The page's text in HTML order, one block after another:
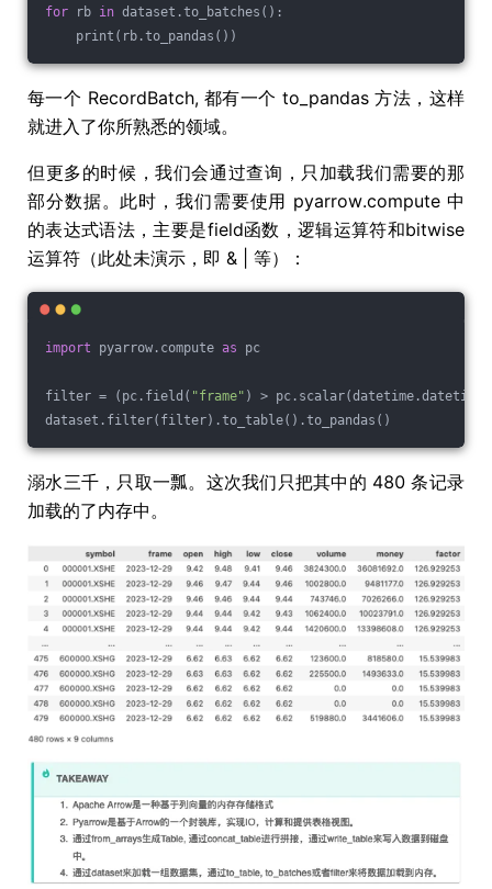
for rb in dataset.to_batches():
    print(rb.to_pandas())
每一个 RecordBatch, 都有一个 to_pandas 方法，这样
就进入了你所熟悉的领域。
但更多的时候，我们会通过查询，只加载我们需要的那
部分数据。此时，我们需要使用 pyarrow.compute 中
的表达式语法，主要是field函数，逻辑运算符和bitwise
运算符（此处未演示，即 & | 等）：
import pyarrow.compute as pc
filter = (pc.field( "frame" ) > pc.scalar(datetime.datetime(
dataset.filter(filter).to_table().to_pandas()
溺水三千，只取一瓢。这次我们只把其中的 480 条记录
加载的了内存中。